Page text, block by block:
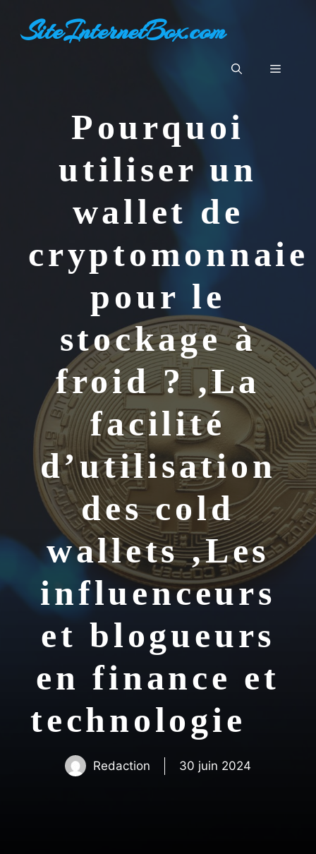
contenuSiteInternetBox.com
Menu
Pourquoi
utiliser un
wallet de
cryptomonnaie
pour le
stockage à
froid ? ,La
facilité
d’utilisation
des cold
wallets ,Les
influenceurs
et blogueurs
en finance et
technologie
Redaction 30 juin 2024